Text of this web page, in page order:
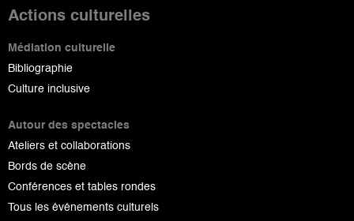
Actions culturelles
Médiation culturelle
Bibliographie
Culture inclusive
Autour des spectacles
Ateliers et collaborations
Bords de scène
Conférences et tables rondes
Tous les événements culturels